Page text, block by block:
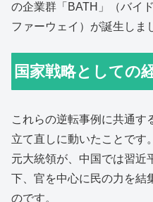
の企業群「BATH」（バイ
ファーウェイ）が誕生しま
国家戦略としての
これらの逆転事例に共通す
立て直しに動いたことです
元大統領が、中国では習近
下、官を中心に民の力を結
のです。